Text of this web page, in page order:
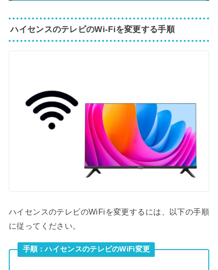
ハイセンスのテレビのWi-Fiを変更する手順
ハイセンスのテレビのWiFiを変更するには、以下の手順
に従ってください。
手順：ハイセンスのテレビのWiFi変更